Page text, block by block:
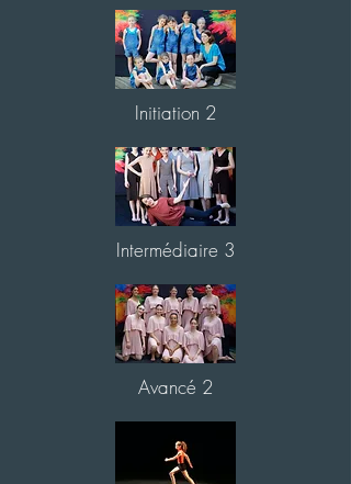
Initiation 2
Intermédiaire 3
Avancé 2